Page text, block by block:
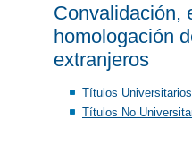
Convalidación,
homologación
extranjeros
Títulos Universitarios
Títulos No